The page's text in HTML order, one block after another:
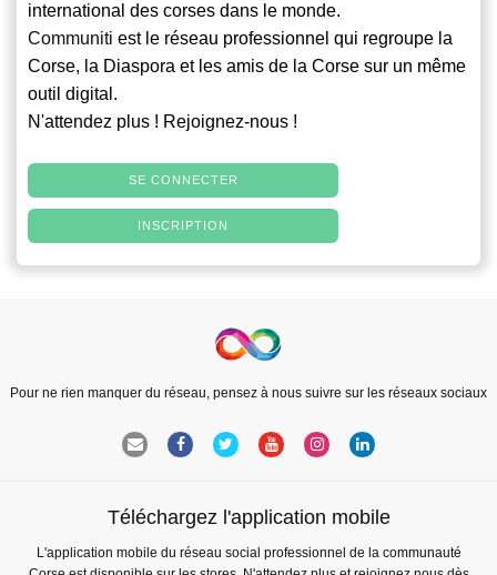
international des corses dans le monde.
Communiti est le réseau professionnel qui regroupe la
Corse, la Diaspora et les amis de la Corse sur un même
outil digital.
N'attendez plus ! Rejoignez-nous !
SE CONNECTER
INSCRIPTION
Pour ne rien manquer du réseau, pensez à nous suivre sur les réseaux sociaux
Téléchargez l'application mobile
L'application mobile du réseau social professionnel de la communauté